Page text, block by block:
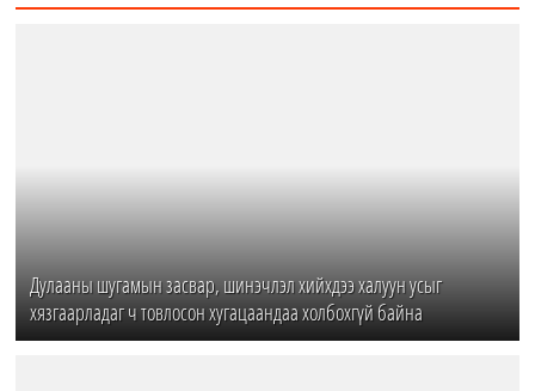
Дулааны шугамын засвар, шинэчлэл хийхдээ халуун усыг
хязгаарладаг ч товлосон хугацаандаа холбохгүй байна